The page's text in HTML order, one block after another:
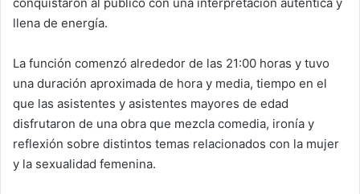
conquistaron al público con una interpretación auténtica y
llena de energía.
La función comenzó alrededor de las 21:00 horas y tuvo
una duración aproximada de hora y media, tiempo en el
que las asistentes y asistentes mayores de edad
disfrutaron de una obra que mezcla comedia, ironía y
reflexión sobre distintos temas relacionados con la mujer
y la sexualidad femenina.